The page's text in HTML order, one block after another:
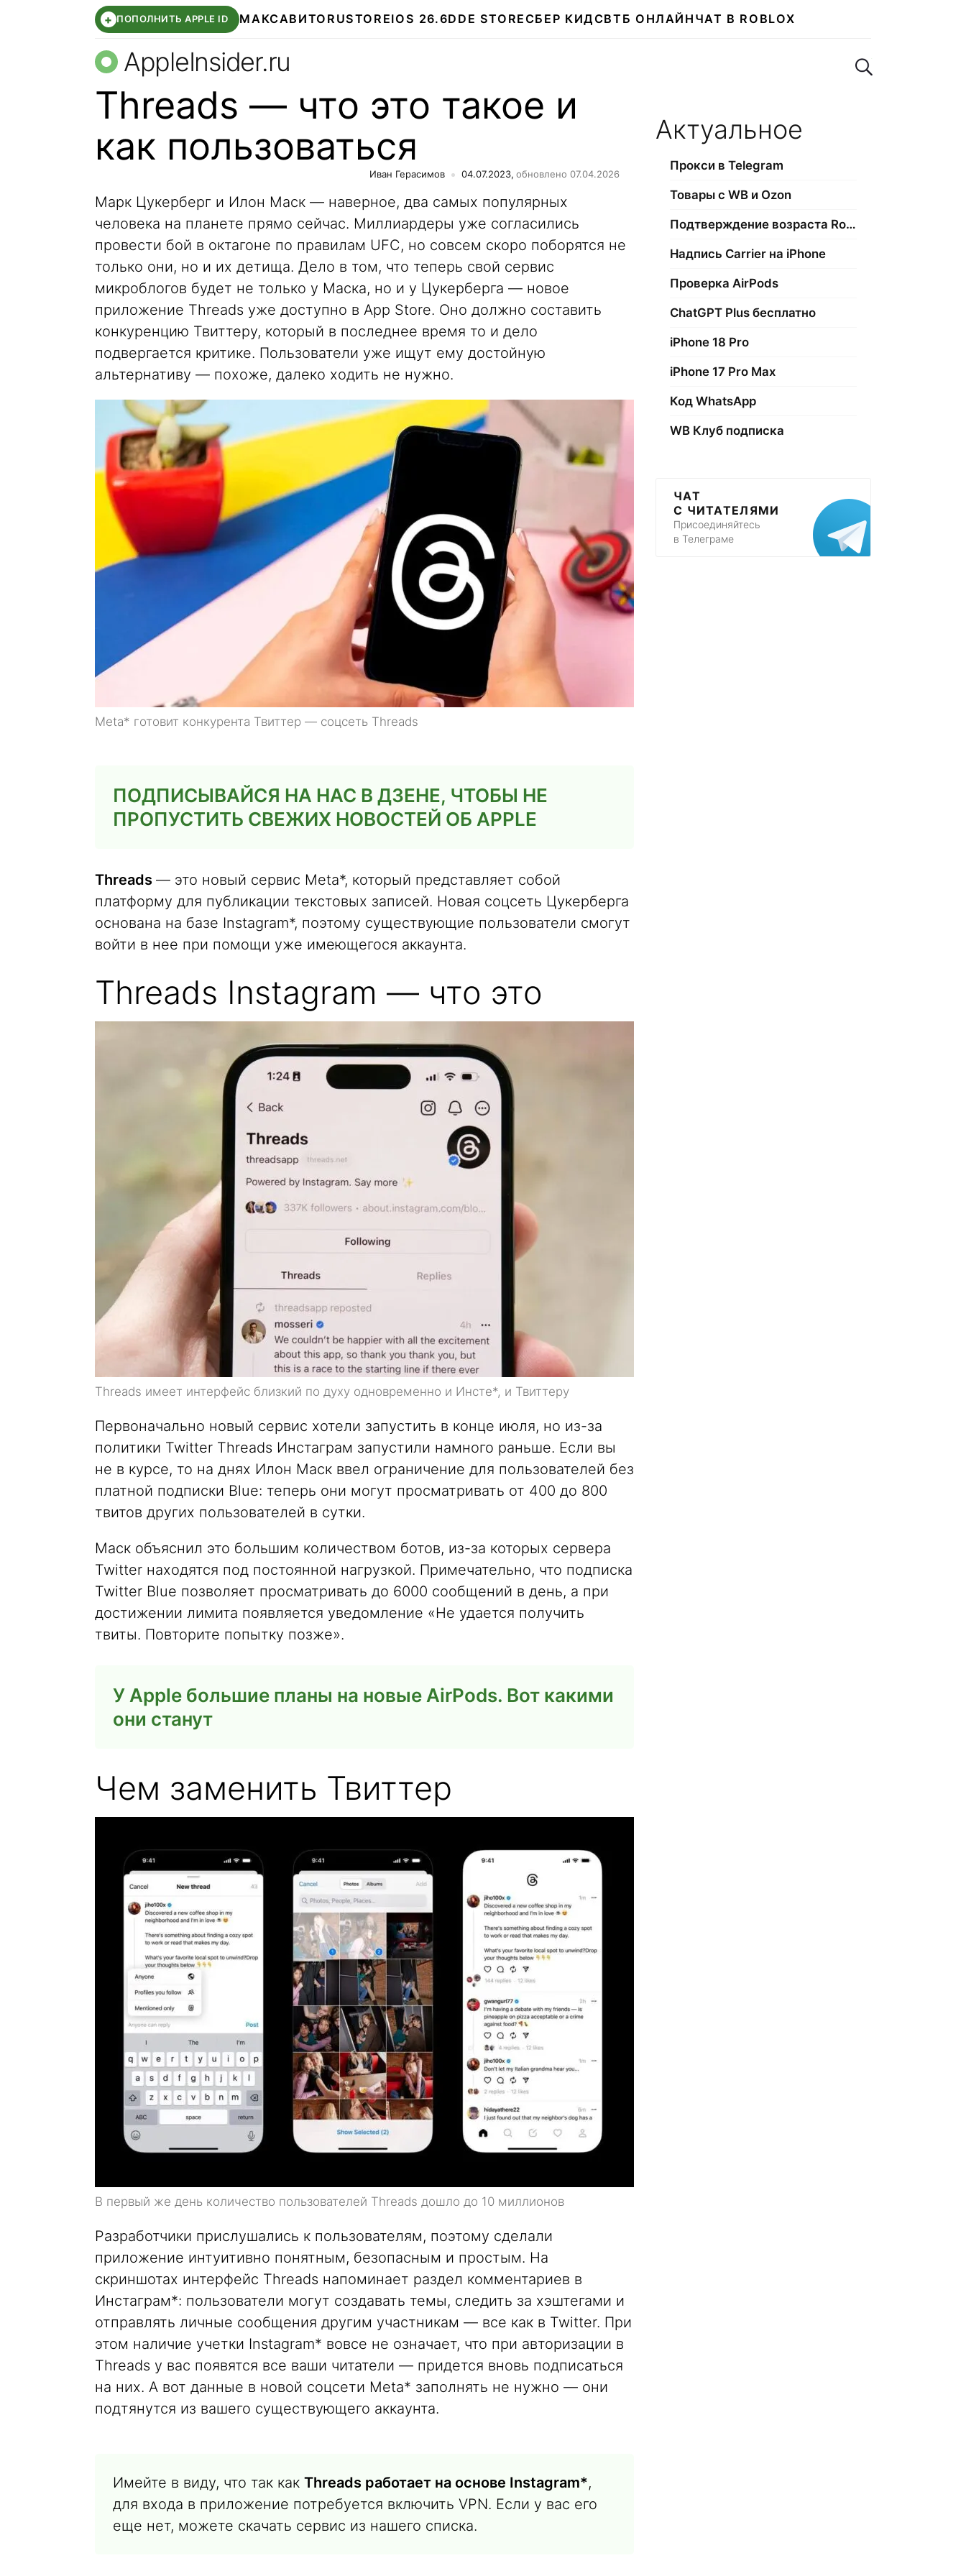
+ ПОПОЛНИТЬ APPLE ID МАКСАВИТО RUSTOREIOS 26.6DDE STORE СБЕР КИДСВТБ ОНЛАЙН ЧАТ В ROBLOX
AppleInsider.ru Поиск по сайту
Threads — что это такое и
как пользоваться
Иван Герасимов 04.07.2023, обновлено 07.04.2026
Марк Цукерберг и Илон Маск — наверное, два самых популярных
человека на планете прямо сейчас. Миллиардеры уже согласились
провести бой в октагоне по правилам UFC, но совсем скоро поборятся не
только они, но и их детища. Дело в том, что теперь свой сервис
микроблогов будет не только у Маска, но и у Цукерберга — новое
приложение Threads уже доступно в App Store. Оно должно составить
конкуренцию Твиттеру, который в последнее время то и дело
подвергается критике. Пользователи уже ищут ему достойную
альтернативу — похоже, далеко ходить не нужно.
Meta* готовит конкурента Твиттер — соцсеть Threads
ПОДПИСЫВАЙСЯ НА НАС В ДЗЕНЕ, ЧТОБЫ НЕ
ПРОПУСТИТЬ СВЕЖИХ НОВОСТЕЙ ОБ APPLE
Threads — это новый сервис Meta*, который представляет собой
платформу для публикации текстовых записей. Новая соцсеть Цукерберга
основана на базе Instagram*, поэтому существующие пользователи смогут
войти в нее при помощи уже имеющегося аккаунта.
Threads Instagram — что это
Threads имеет интерфейс близкий по духу одновременно и Инсте*, и Твиттеру
Первоначально новый сервис хотели запустить в конце июля, но из-за
политики Twitter Threads Инстаграм запустили намного раньше. Если вы
не в курсе, то на днях Илон Маск ввел ограничение для пользователей без
платной подписки Blue: теперь они могут просматривать от 400 до 800
твитов других пользователей в сутки.
Маск объяснил это большим количеством ботов, из-за которых сервера
Twitter находятся под постоянной нагрузкой. Примечательно, что подписка
Twitter Blue позволяет просматривать до 6000 сообщений в день, а при
достижении лимита появляется уведомление «Не удается получить
твиты. Повторите попытку позже».
У Apple большие планы на новые AirPods. Вот какими
они станут
Чем заменить Твиттер
В первый же день количество пользователей Threads дошло до 10 миллионов
Разработчики прислушались к пользователям, поэтому сделали
приложение интуитивно понятным, безопасным и простым. На
скриншотах интерфейс Threads напоминает раздел комментариев в
Инстаграм*: пользователи могут создавать темы, следить за хэштегами и
отправлять личные сообщения другим участникам — все как в Twitter. При
этом наличие учетки Instagram* вовсе не означает, что при авторизации в
Threads у вас появятся все ваши читатели — придется вновь подписаться
на них. А вот данные в новой соцсети Meta* заполнять не нужно — они
подтянутся из вашего существующего аккаунта.
Имейте в виду, что так как Threads работает на основе Instagram*,
для входа в приложение потребуется включить VPN. Если у вас его
еще нет, можете скачать сервис из нашего списка.
Актуальное
Прокси в Telegram
Товары с WB и Ozon
Подтверждение возраста Roblox
Надпись Carrier на iPhone
Проверка AirPods
ChatGPT Plus бесплатно
iPhone 18 Pro
iPhone 17 Pro Max
Код WhatsApp
WB Клуб подписка
ЧАТ
С ЧИТАТЕЛЯМИ
Присоединяйтесь
в Телеграме